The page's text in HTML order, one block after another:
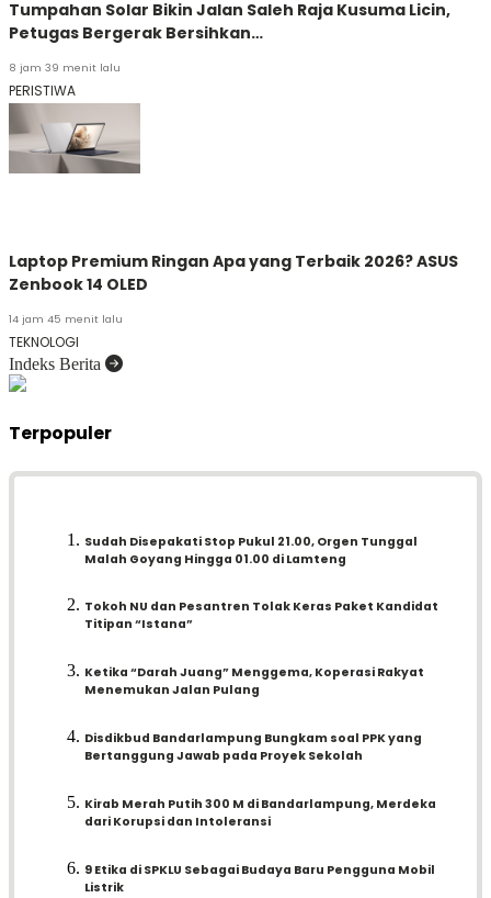
Tumpahan Solar Bikin Jalan Saleh Raja Kusuma Licin,
Petugas Bergerak Bersihkan…
8 jam 39 menit lalu
PERISTIWA
Laptop Premium Ringan Apa yang Terbaik 2026? ASUS
Zenbook 14 OLED
14 jam 45 menit lalu
TEKNOLOGI
Indeks Berita
Terpopuler
Sudah Disepakati Stop Pukul 21.00, Orgen Tunggal
Malah Goyang Hingga 01.00 di Lamteng
Tokoh NU dan Pesantren Tolak Keras Paket Kandidat
Titipan “Istana”
Ketika “Darah Juang” Menggema, Koperasi Rakyat
Menemukan Jalan Pulang
Disdikbud Bandarlampung Bungkam soal PPK yang
Bertanggung Jawab pada Proyek Sekolah
Kirab Merah Putih 300 M di Bandarlampung, Merdeka
dari Korupsi dan Intoleransi
9 Etika di SPKLU Sebagai Budaya Baru Pengguna Mobil
Listrik